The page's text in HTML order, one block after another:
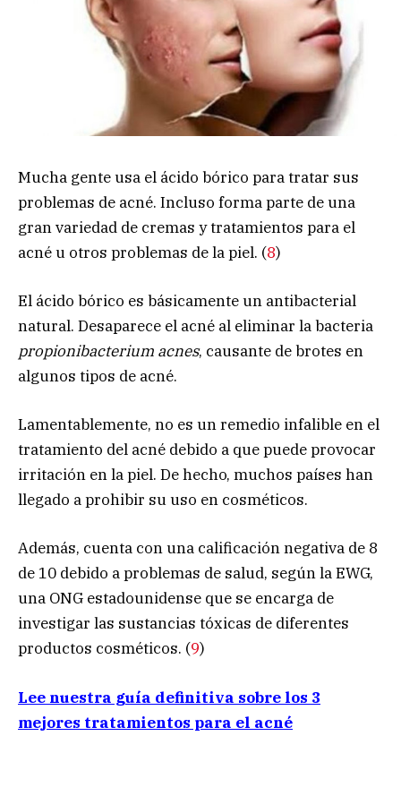
Mucha gente usa el ácido bórico para tratar sus
problemas de acné. Incluso forma parte de una
gran variedad de cremas y tratamientos para el
acné u otros problemas de la piel. (8)
El ácido bórico es básicamente un antibacterial
natural. Desaparece el acné al eliminar la bacteria
propionibacterium acnes, causante de brotes en
algunos tipos de acné.
Lamentablemente, no es un remedio infalible en el
tratamiento del acné debido a que puede provocar
irritación en la piel. De hecho, muchos países han
llegado a prohibir su uso en cosméticos.
Además, cuenta con una calificación negativa de 8
de 10 debido a problemas de salud, según la EWG,
una ONG estadounidense que se encarga de
investigar las sustancias tóxicas de diferentes
productos cosméticos. (9)
Lee nuestra guía definitiva sobre los 3
mejores tratamientos para el acné